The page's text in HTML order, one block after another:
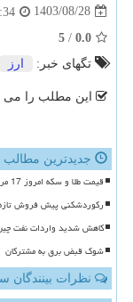
1403/08/28
0.0
/
5
تگهای خبر:
ارز
این مطلب را می
جدیدترین
قیمت طلا و سکه امروز 17 مردادماه 1405
رکوردشکنی پیش فروش
کاهش شدید واردات نفت
شوک قبض برق به مشترکان
نظرات بینندگان